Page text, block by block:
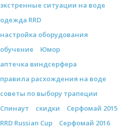
экстренные ситуации на воде
одежда RRD
настройка оборудования
обучение
Юмор
аптечка виндсерфера
правила расхождения на воде
советы по выбору трапеции
Спинаут
скидки
Серфомай 2015
RRD Russian Cup
Серфомай 2016